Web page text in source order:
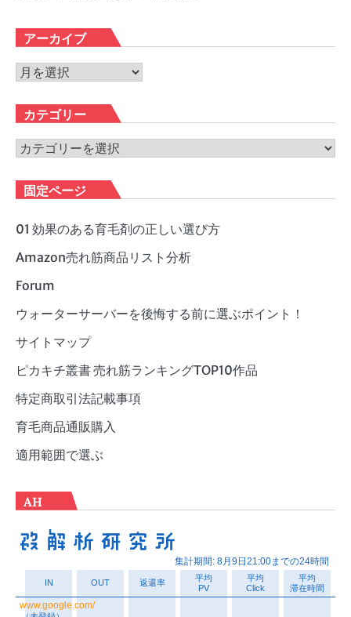
アーカイブ
ア
カ
イ
ブ
カテゴリー
カ
ゴ
リ
ー
固定ページ
01 効果のある育毛剤の正しい選び方
Amazon売れ筋商品リスト分析
Forum
ウォーターサーバーを後悔する前に選ぶポイント！
サイトマップ
ピカキチ叢書 売れ筋ランキングTOP10作品
特定商取引法記載事項
育毛商品通販購入
適用範囲で選ぶ
AH